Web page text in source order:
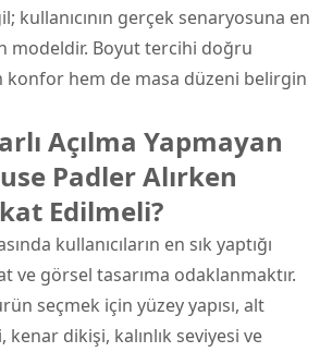
kullanıcının gerçek senaryosuna en
modeldir. Boyut tercihi doğru
konfor hem de masa düzeni belirgin
Açılma Yapmayan
Padler Alırken
Edilmeli?
kullanıcıların en sık yaptığı
ve görsel tasarıma odaklanmaktır.
seçmek için yüzey yapısı, alt
dikişi, kalınlık seviyesi ve